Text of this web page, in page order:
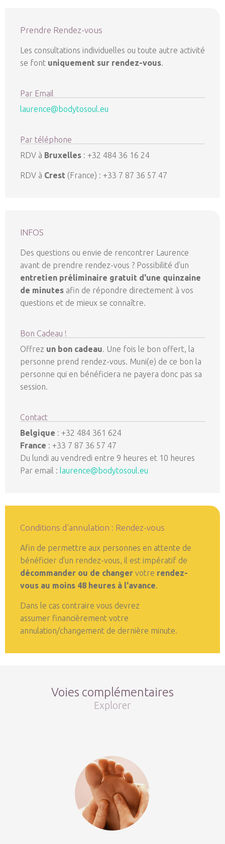
Prendre Rendez-vous
Les consultations individuelles ou toute autre activité
se font uniquement sur rendez-vous.
Par Email
laurence@bodytosoul.eu
Par téléphone
RDV à Bruxelles : +32 484 36 16 24
RDV à Crest (France) : +33 7 87 36 57 47
INFOS
Des questions ou envie de rencontrer Laurence
avant de prendre rendez-vous ? Possibilité d'un
entretien préliminaire gratuit d'une quinzaine
de minutes afin de répondre directement à vos
questions et de mieux se connaître.
Bon Cadeau !
Offrez un bon cadeau. Une fois le bon offert, la
personne prend rendez-vous. Muni(e) de ce bon la
personne qui en bénéficiera ne payera donc pas sa
session.
Contact
Belgique : +32 484 361 624
France : +33 7 87 36 57 47
Du lundi au vendredi entre 9 heures et 10 heures
Par email : laurence@bodytosoul.eu
Conditions d'annulation : Rendez-vous
Afin de permettre aux personnes en attente de
bénéficier d'un rendez-vous, il est impératif de
décommander ou de changer votre rendez-
vous au moins 48 heures à l'avance.
Dans le cas contraire vous devrez
assumer financièrement votre
annulation/changement de dernière minute.
Voies complémentaires
Explorer